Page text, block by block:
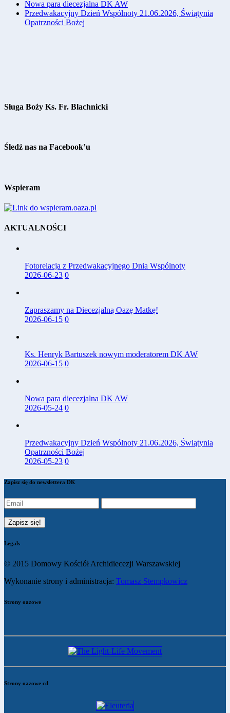
Nowa para diecezjalna DK AW
Przedwakacyjny Dzień Wspólnoty 21.06.2026, Świątynia
Opatrzności Bożej
Sługa Boży Ks. Fr. Blachnicki
Śledź nas na Facebook’u
Wspieram
AKTUALNOŚCI
Fotorelacja z Przedwakacyjnego Dnia Wspólnoty
2026-06-23 0
Zapraszamy na Diecezjalną Oazę Matkę!
2026-06-15 0
Ks. Henryk Bartuszek nowym moderatorem DK AW
2026-06-15 0
Nowa para diecezjalna DK AW
2026-05-24 0
Przedwakacyjny Dzień Wspólnoty 21.06.2026, Świątynia
Opatrzności Bożej
2026-05-23 0
Zapisz się do newslettera DK
Legals
© 2015 Domowy Kościół Archidiecezji Warszawskiej
Wykonanie strony i administracja: Tomasz Stempkowicz
Strony oazowe
Strony oazowe cd